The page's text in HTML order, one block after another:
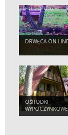
DRWĘCA ON-LINE
OŚRODKI
WYPOCZYNKOWE
MAKOWO